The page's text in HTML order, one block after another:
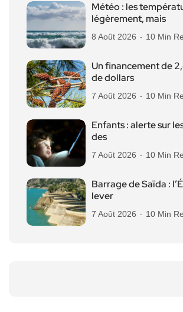
Météo : les
légèrement, mais
8 Août 2026 10 Min
Un financement de
de dollars
7 Août 2026 10 Min
Enfants : alerte sur
des
7 Août 2026 10 Min
Barrage de Saïda :
lever
7 Août 2026 10 Min